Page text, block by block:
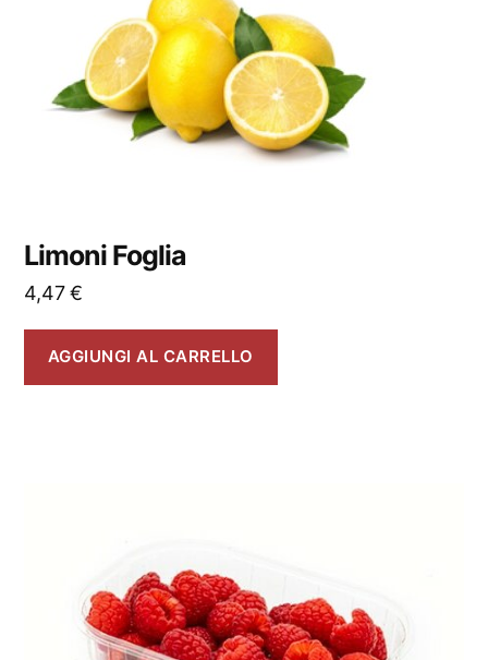
Limoni Foglia
4,47€
AGGIUNGI AL CARRELLO